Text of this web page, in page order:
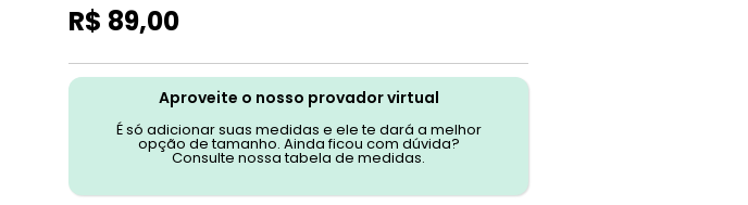
R$ 89,00
Aproveite o nosso provador virtual
É só adicionar suas medidas e ele te dará a melhor
opção de tamanho. Ainda ficou com dúvida?
Consulte nossa tabela de medidas.